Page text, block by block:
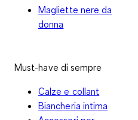
Magliette nere da
donna
Must-have di sempre
Calze e collant
Biancheria intima